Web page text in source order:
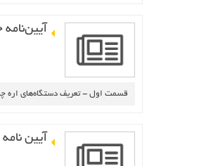
قسمت‌ اول‌ - تعريف‌ دستگاه‌هاي‌ اره‌
آيين‌